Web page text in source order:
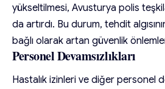
yükseltilmesi, Avusturya polis
da artırdı. Bu durum, tehdit
bağlı olarak artan güvenlik
Personel Devamsızlıkları
Hastalık izinleri ve diğer personel